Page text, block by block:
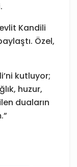
Kandili
Özel,
kutluyor;
huzur,
duaların